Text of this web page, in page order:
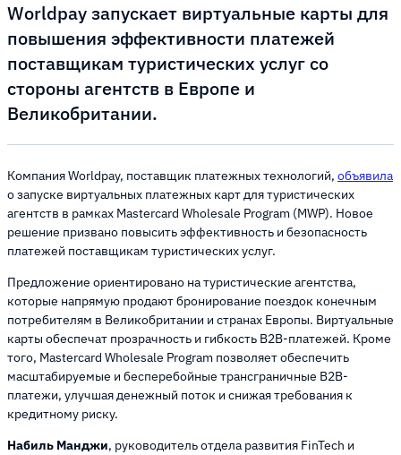
Worldpay запускает виртуальные карты для
повышения эффективности платежей
поставщикам туристических услуг со
стороны агентств в Европе и
Великобритании.
Компания Worldpay, поставщик платежных технологий, объявила
о запуске виртуальных платежных карт для туристических
агентств в рамках Mastercard Wholesale Program (MWP). Новое
решение призвано повысить эффективность и безопасность
платежей поставщикам туристических услуг.
Предложение ориентировано на туристические агентства,
которые напрямую продают бронирование поездок конечным
потребителям в Великобритании и странах Европы. Виртуальные
карты обеспечат прозрачность и гибкость B2B-платежей. Кроме
того, Mastercard Wholesale Program позволяет обеспечить
масштабируемые и бесперебойные трансграничные B2B-
платежи, улучшая денежный поток и снижая требования к
кредитному риску.
Набиль Манджи, руководитель отдела развития FinTech и